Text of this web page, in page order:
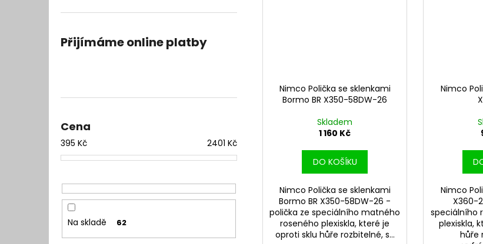
Přijímáme online platby
Cena
395 Kč 2401 Kč
Na skladě 62
Nimco Polička se sklenkami
Bormo BR X350-58DW-26
Skladem
1 160 Kč
DO KOŠÍKU
Nimco Polička se sklenkami
Bormo BR X350-58DW-26 -
polička ze speciálního matného
roseného plexiskla, které je
oproti sklu hůře rozbitelné, s...
Nimco
Nimco
X360-
speciálního
plexiskla,
hůře